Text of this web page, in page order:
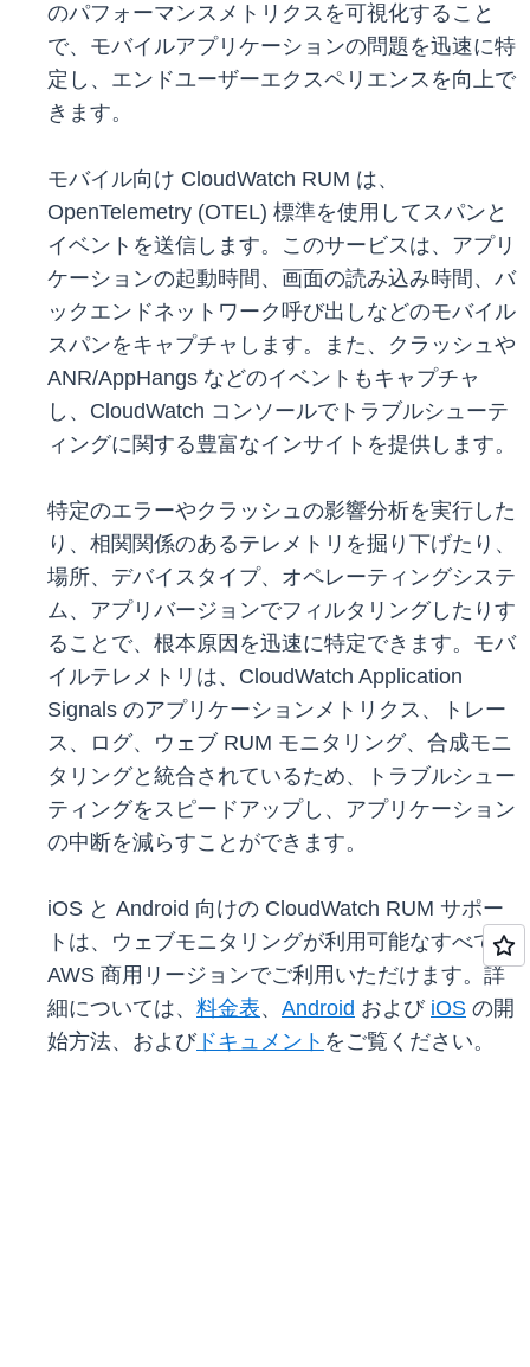
のパフォーマンスメトリクスを可視化すること
で、モバイルアプリケーションの問題を迅速に特
定し、エンドユーザーエクスペリエンスを向上で
きます。
モバイル向け CloudWatch RUM は、
OpenTelemetry (OTEL) 標準を使用してスパンと
イベントを送信します。このサービスは、アプリ
ケーションの起動時間、画面の読み込み時間、バ
ックエンドネットワーク呼び出しなどのモバイル
スパンをキャプチャします。また、クラッシュや
ANR/AppHangs などのイベントもキャプチャ
し、CloudWatch コンソールでトラブルシューテ
ィングに関する豊富なインサイトを提供します。
特定のエラーやクラッシュの影響分析を実行した
り、相関関係のあるテレメトリを掘り下げたり、
場所、デバイスタイプ、オペレーティングシステ
ム、アプリバージョンでフィルタリングしたりす
ることで、根本原因を迅速に特定できます。モバ
イルテレメトリは、CloudWatch Application
Signals のアプリケーションメトリクス、トレー
ス、ログ、ウェブ RUM モニタリング、合成モニ
タリングと統合されているため、トラブルシュー
ティングをスピードアップし、アプリケーション
の中断を減らすことができます。
iOS と Android 向けの CloudWatch RUM サポー
トは、ウェブモニタリングが利用可能なすべての
AWS 商用リージョンでご利用いただけます。詳
細については、 料金表、 Android および iOS の開
始方法、およびドキュメント をご覧ください。